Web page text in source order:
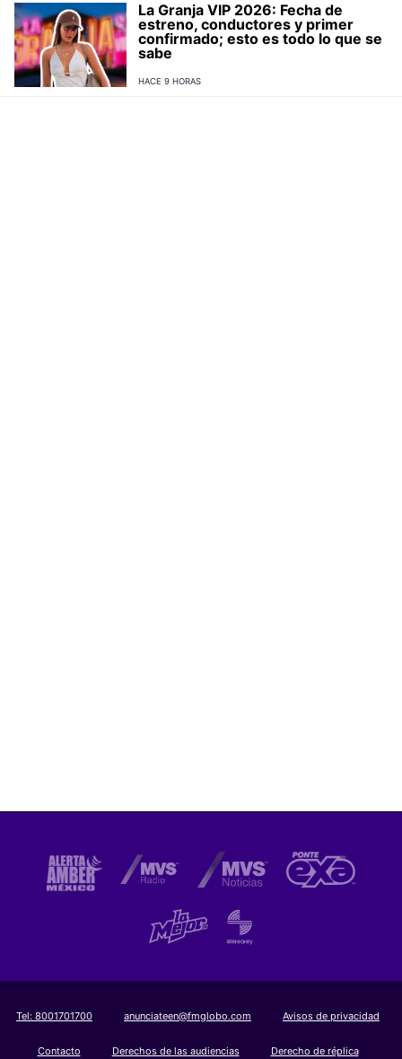
La Granja VIP 2026: Fecha de
estreno, conductores y primer
confirmado; esto es todo lo que se
sabe
HACE 9 HORAS
Tel: 8001701700 anunciateen@fmglobo.com Avisos de privacidad
Contacto Derechos de las audiencias Derecho de réplica